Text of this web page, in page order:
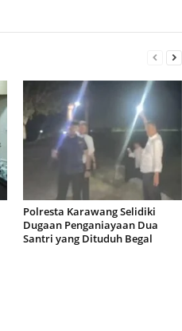
Polresta Karawang Selidiki
Dugaan Penganiayaan Dua
Santri yang Dituduh Begal